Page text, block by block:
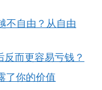
不自由？从自由
而更容易亏钱？
了你的价值